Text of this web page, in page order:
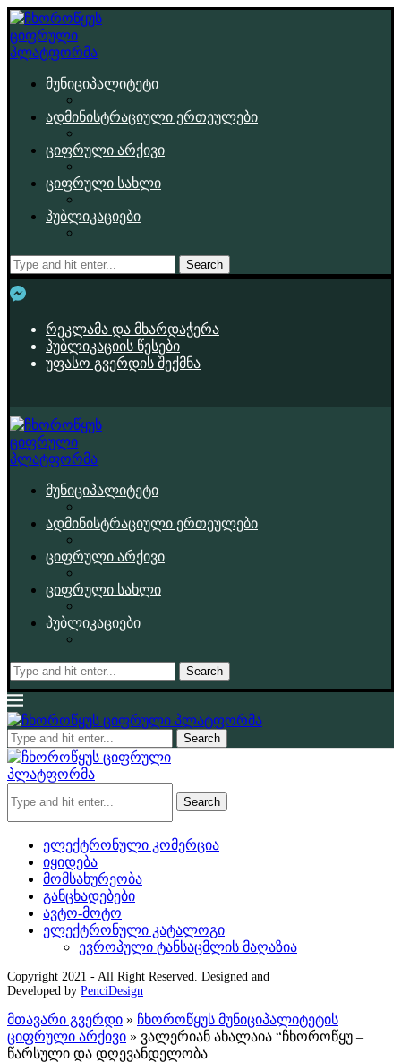
მუნიციპალიტეტი
ადმინისტრაციული ერთეულები
ციფრული არქივი
ციფრული სახლი
პუბლიკაციები
Search
რეკლამა და მხარდაჭერა
პუბლიკაციის წესები
უფასო გვერდის შექმნა
მუნიციპალიტეტი
ადმინისტრაციული ერთეულები
ციფრული არქივი
ციფრული სახლი
პუბლიკაციები
Search
Search
Search
ელექტრონული კომერცია
იყიდება
მომსახურეობა
განცხადებები
ავტო-მოტო
ელექტრონული კატალოგი
ევროპული ტანსაცმლის მაღაზია
Copyright 2021 - All Right Reserved. Designed and
Developed by PenciDesign
მთავარი გვერდი » ჩხოროწყუს მუნიციპალიტეტის
ციფრული არქივი » ვალერიან ახალაია “ჩხოროწყუ –
წარსული და დღევანდელობა